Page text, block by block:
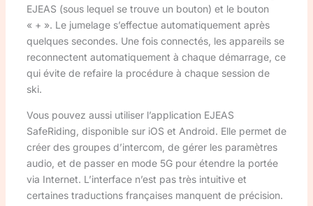
EJEAS (sous lequel se trouve un bouton) et le bouton
« + ». Le jumelage s’effectue automatiquement après
quelques secondes. Une fois connectés, les appareils se
reconnectent automatiquement à chaque démarrage, ce
qui évite de refaire la procédure à chaque session de
ski.
Vous pouvez aussi utiliser l’application EJEAS
SafeRiding, disponible sur iOS et Android. Elle permet de
créer des groupes d’intercom, de gérer les paramètres
audio, et de passer en mode 5G pour étendre la portée
via Internet. L’interface n’est pas très intuitive et
certaines traductions françaises manquent de précision.